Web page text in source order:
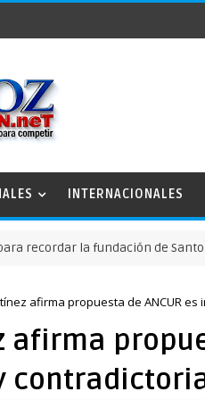
INTERNACIONALES
la fundación de Santo Domingo
afirma propuesta de ANCUR